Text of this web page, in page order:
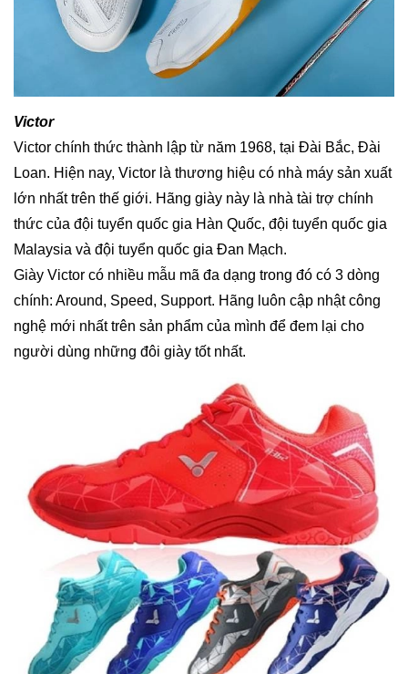
Victor
Victor chính thức thành lập từ năm 1968, tại Đài Bắc, Đài
Loan. Hiện nay, Victor là thương hiệu có nhà máy sản xuất
lớn nhất trên thế giới. Hãng giày này là nhà tài trợ chính
thức của đội tuyển quốc gia Hàn Quốc, đội tuyển quốc gia
Malaysia và đội tuyển quốc gia Đan Mạch.
Giày Victor có nhiều mẫu mã đa dạng trong đó có 3 dòng
chính: Around, Speed, Support. Hãng luôn cập nhật công
nghệ mới nhất trên sản phẩm của mình để đem lại cho
người dùng những đôi giày tốt nhất.